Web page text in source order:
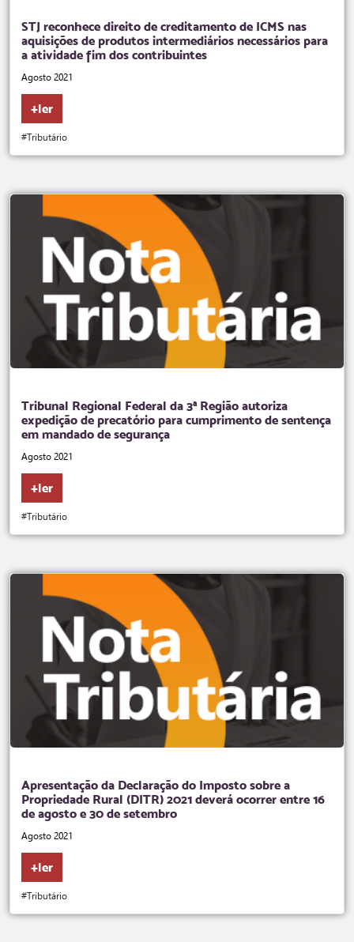
STJ reconhece direito de creditamento de ICMS nas
aquisições de produtos intermediários necessários para
a atividade fim dos contribuintes
Agosto 2021
+ler
#Tributário
Tribunal Regional Federal da 3ª Região autoriza
expedição de precatório para cumprimento de sentença
em mandado de segurança
Agosto 2021
+ler
#Tributário
Apresentação da Declaração do Imposto sobre a
Propriedade Rural (DITR) 2021 deverá ocorrer entre 16
de agosto e 30 de setembro
Agosto 2021
+ler
#Tributário